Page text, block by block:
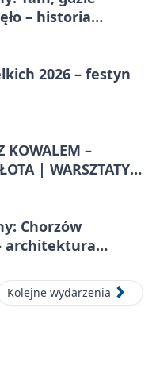
– historia
2026 – festyn
KOWALEM –
| WARSZTATY
Chorzów
architektura
Kolejne wydarzenia